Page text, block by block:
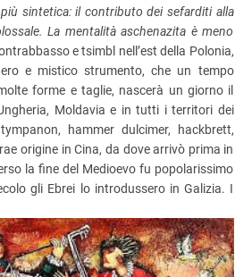
sintetica: il contributo dei sefarditi alla
La mentalità aschenazita è meno
e tsimbl nell’est della Polonia,
e mistico strumento, che un tempo
forme e taglie, nascerà un giorno il
Moldavia e in tutti i territori dei
hammer dulcimer, hackbrett,
origine in Cina, da dove arrivò prima in
la fine del Medioevo fu popolarissimo
gli Ebrei lo introdussero in Galizia. I